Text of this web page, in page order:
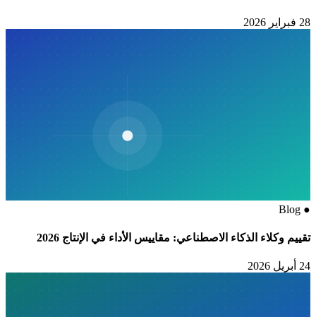
28 فبراير 2026
●
Blog
تقييم وكلاء الذكاء الاصطناعي: مقاييس الأداء في الإنتاج 2026
24 أبريل 2026